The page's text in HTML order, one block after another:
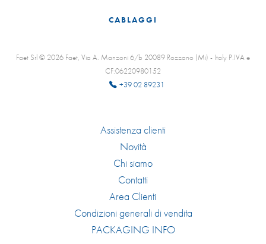
CABLAGGI
Faet Srl © 2026 Faet, Via A. Manzoni 6/b 20089 Rozzano (Mi) - Italy P.IVA e
CF:06220980152
+39 02 89231
Assistenza clienti
Novità
Chi siamo
Contatti
Area Clienti
Condizioni generali di vendita
PACKAGING INFO